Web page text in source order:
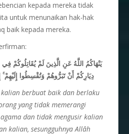
kepada mereka tidak
untuk menunaikan hak-hak
baik kepada mereka.
يَنْهَاكُمُ اللَّهُ عَنِ الَّذِينَ لَمْ يُقَاتِلُوكُمْ
دِيَارِكُمْ أَنْ تَبَرُّوهُمْ وَتُقْسِطُوا إِلَيْهِمْۚ
berbuat baik dan berlaku
yang tidak memerangi
dan tidak mengusir kalian
kalian, sesungguhnya Allâh